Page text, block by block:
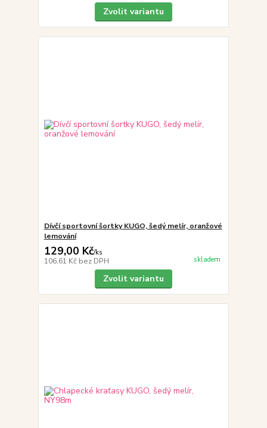
Zvolit variantu
Dívčí sportovní šortky KUGO, šedý melír, oranžové
lemování
129,00 Kč/ks
106,61 Kč bez DPH skladem
Zvolit variantu